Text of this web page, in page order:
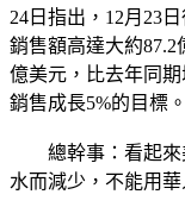
24日指出，12月23
銷售額高達大約87.2
億美元，比去年同
銷售成長5%的目標。
總幹事：看起來
水而減少，不能用